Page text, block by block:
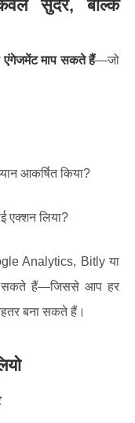
केवल सुंदर, बल्कि
एंगेजमेंट माप सकते हैं—जो
आकर्षित किया?
एक्शन लिया?
Analytics, Bitly या
सकते हैं—जिससे आप हर
बना सकते हैं।